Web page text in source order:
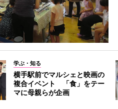
学ぶ・知る
横手駅前でマルシェと映画の
複合イベント 「食」をテー
マに母親らが企画